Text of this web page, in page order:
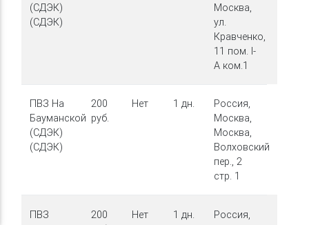
(СДЭК)
(СДЭК)
Москва,
ул.
Кравченко,
11 пом. I-
А ком.1
ПВЗ На
Бауманской
(СДЭК)
(СДЭК)
200
руб.
Нет 1 дн.
Россия,
Москва,
Москва,
Волховский
пер., 2
стр. 1
ПВЗ
200
Нет 1 дн.
Россия,